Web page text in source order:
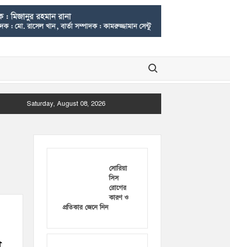
Search for:
Saturday, August 08, 2026
সোরিয়া
সিস
রোগের
কারণ ও
প্রতিকার জেনে নিন